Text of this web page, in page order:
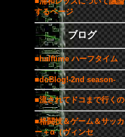
するページ
ブログ
■halftime ハーフタイム
■doBlog!-2nd season-
■流されてドコまで行くの
■格闘技＆ゲーム＆サッカ
ー＋α（ヴィンセ